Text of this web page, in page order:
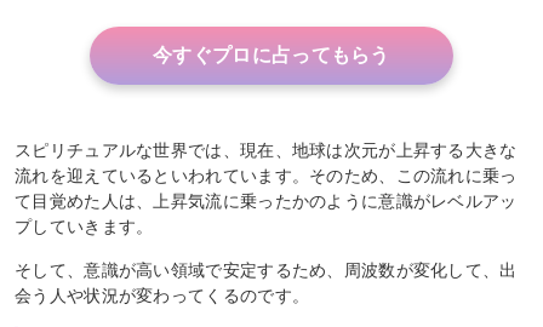
今すぐプロに占ってもらう
スピリチュアルな世界では、現在、地球は次元が上昇する大きな
流れを迎えているといわれています。そのため、この流れに乗っ
て目覚めた人は、上昇気流に乗ったかのように意識がレベルアッ
プしていきます。
そして、意識が高い領域で安定するため、周波数が変化して、出
会う人や状況が変わってくるのです。